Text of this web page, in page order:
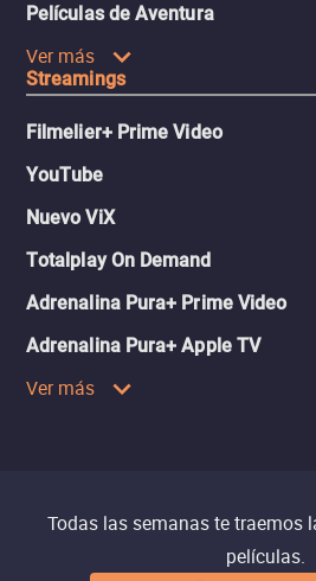
Películas de Aventura
Ver más
Streamings
Filmelier+ Prime Video
YouTube
Nuevo ViX
Totalplay On Demand
Adrenalina Pura+ Prime Video
Adrenalina Pura+ Apple TV
Ver más
Todas las semanas te traemos
películas.